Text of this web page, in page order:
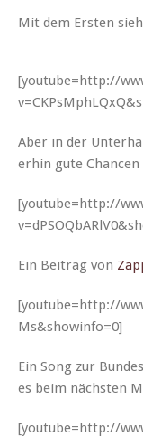
Mit dem Ersten
[youtube=http://
Aber in der
er­hin gute
[youtube=http://
Ein Beitrag von
[youtube=http://
Ms&showinfo=0]
Ein Song zur
es beim näch­sten
[youtube=http://